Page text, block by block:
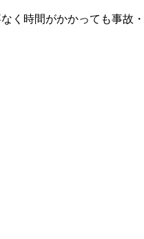
く時間がかかっても事故